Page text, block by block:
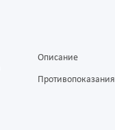
Описание
Противопоказания